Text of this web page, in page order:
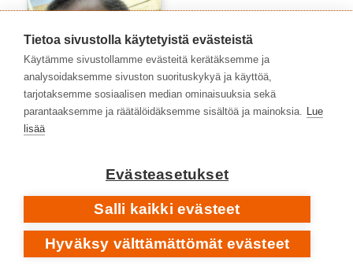
Tietoa sivustolla käytetyistä evästeistä
Käytämme sivustollamme evästeitä kerätäksemme ja
analysoidaksemme sivuston suorituskykyä ja käyttöä,
tarjotaksemme sosiaalisen median ominaisuuksia sekä
parantaaksemme ja räätälöidäksemme sisältöä ja mainoksia. Lue
lisää
Evästeasetukset
Salli kaikki evästeet
Hyväksy välttämättömät evästeet